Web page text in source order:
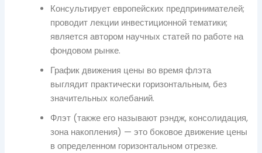
Консультирует европейских предпринимателей;
проводит лекции инвестиционной тематики;
является автором научных статей по работе на
фондовом рынке.
График движения цены во время флэта
выглядит практически горизонтальным, без
значительных колебаний.
Флэт (также его называют рэндж, консолидация,
зона накопления) — это боковое движение цены
в определенном горизонтальном отрезке.